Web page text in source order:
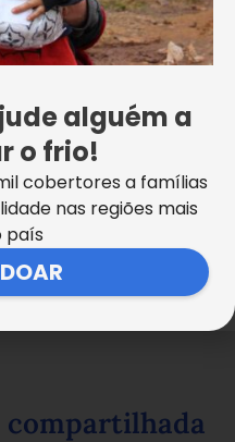
compartilhada
alguém a
o frio!
cobertores a famílias
nas regiões mais
país